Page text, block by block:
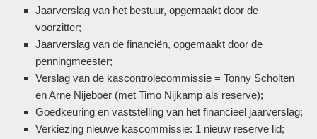
Jaarverslag van het bestuur, opgemaakt door de
voorzitter;
Jaarverslag van de financiën, opgemaakt door de
penningmeester;
Verslag van de kascontrolecommissie = Tonny Scholten
en Arne Nijeboer (met Timo Nijkamp als reserve);
Goedkeuring en vaststelling van het financieel jaarverslag;
Verkiezing nieuwe kascommissie: 1 nieuw reserve lid;